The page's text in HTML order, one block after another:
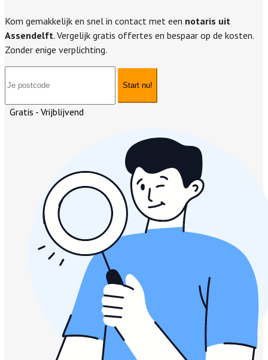
Kom gemakkelijk en snel in contact met een notaris uit
Assendelft. Vergelijk gratis offertes en bespaar op de kosten.
Zonder enige verplichting.
Start nu!
Gratis - Vrijblijvend